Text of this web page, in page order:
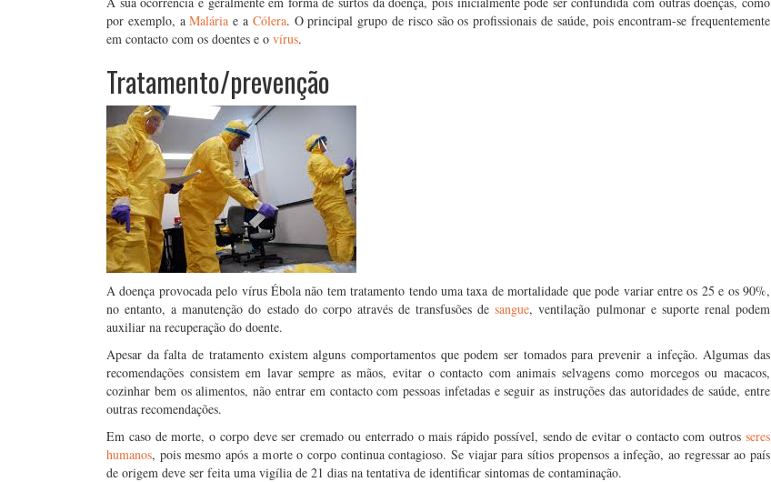
por exemplo, aMaláriae a Cólera. O principal grupo de risco são os profissionais de saúde, pois encontram-se frequentemente
em contacto com os doentes e o vírus.
Tratamento/prevenção
A doença provocada pelo vírus Ébola não tem tratamento tendo uma taxa de mortalidade que pode variar entre os 25 e os 90%,
no entanto, a manutenção do estado do corpo através de transfusões desangue, ventilação pulmonar e suporte renal podem
auxiliar na recuperação do doente.
Apesar da falta de tratamento existem alguns comportamentos que podem ser tomados para prevenir a infeção. Algumas das
recomendações consistem em lavar sempre as mãos, evitar o contacto com animais selvagens como morcegos ou macacos,
cozinhar bem os alimentos, não entrar em contacto com pessoas infetadas e seguir as instruções das autoridades de saúde, entre
outras recomendações.
Em caso de morte, o corpo deve ser cremado ou enterrado o mais rápido possível, sendo de evitar o contacto com outros seres
humanos, pois mesmo após a morte o corpo continua contagioso. Se viajar para sítios propensos a infeção, ao regressar ao país
de origem deve ser feita uma vigília de 21 dias na tentativa de identificar sintomas de contaminação.